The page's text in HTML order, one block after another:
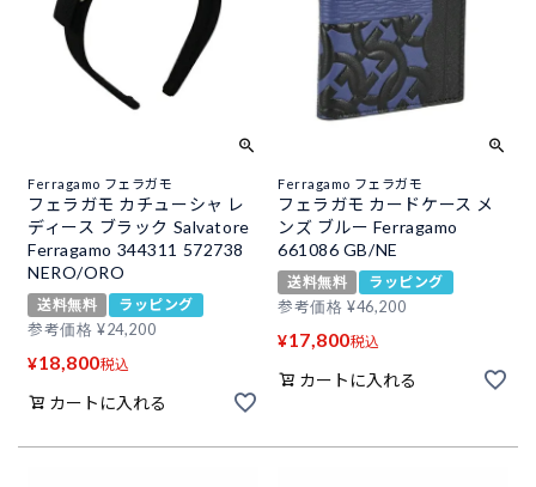
Ferragamo フェラガモ
フェラガモ カチューシャ レ
ディース ブラック Salvatore
Ferragamo 344311 572738
NERO/ORO
送料無料
ラッピング
参考価格 ¥24,200
¥18,800税込
カートに入れる
Ferragamo フェラガモ
フェラガモ カードケース メ
ンズ ブルー Ferragamo
661086 GB/NE
送料無料
ラッピング
参考価格 ¥46,200
¥17,800税込
カートに入れる